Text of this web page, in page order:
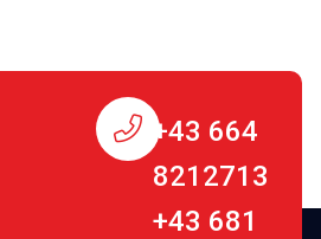
+43 664
8212713
+43 681